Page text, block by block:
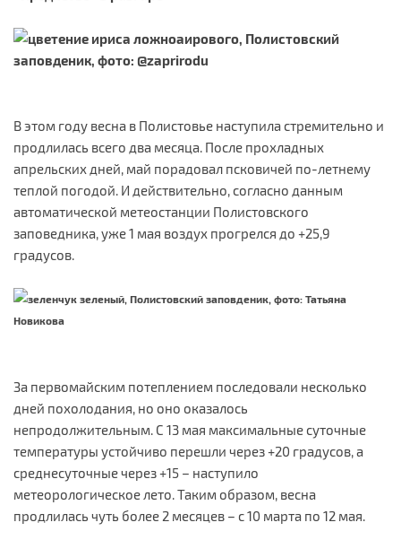
В этом году весна в Полистовье наступила стремительно и
продлилась всего два месяца. После прохладных
апрельских дней, май порадовал псковичей по-летнему
теплой погодой. И действительно, согласно данным
автоматической метеостанции Полистовского
заповедника, уже 1 мая воздух прогрелся до +25,9
градусов.
За первомайским потеплением последовали несколько
дней похолодания, но оно оказалось
непродолжительным. С 13 мая максимальные суточные
температуры устойчиво перешли через +20 градусов, а
среднесуточные через +15 – наступило
метеорологическое лето. Таким образом, весна
продлилась чуть более 2 месяцев – с 10 марта по 12 мая.